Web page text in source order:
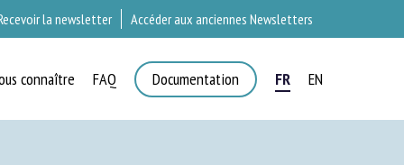
la newsletter Accéder aux anciennes Newsletters
connaître FAQ Documentation FR EN